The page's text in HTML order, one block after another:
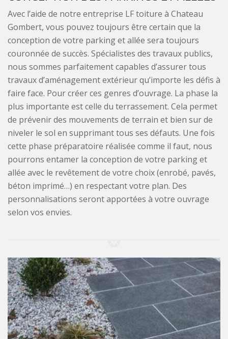
Avec l’aide de notre entreprise LF toiture à Chateau
Gombert, vous pouvez toujours être certain que la
conception de votre parking et allée sera toujours
couronnée de succès. Spécialistes des travaux publics,
nous sommes parfaitement capables d’assurer tous
travaux d’aménagement extérieur qu’importe les défis à
faire face. Pour créer ces genres d’ouvrage. La phase la
plus importante est celle du terrassement. Cela permet
de prévenir des mouvements de terrain et bien sur de
niveler le sol en supprimant tous ses défauts. Une fois
cette phase préparatoire réalisée comme il faut, nous
pourrons entamer la conception de votre parking et
allée avec le revêtement de votre choix (enrobé, pavés,
béton imprimé…) en respectant votre plan. Des
personnalisations seront apportées à votre ouvrage
selon vos envies.